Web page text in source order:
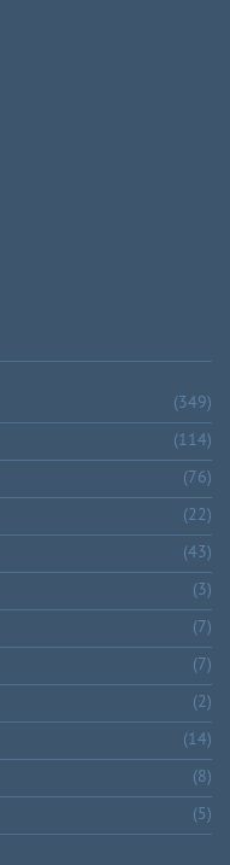
(349)
(114)
(76)
(22)
(43)
(3)
(7)
(7)
(2)
(14)
(8)
(5)